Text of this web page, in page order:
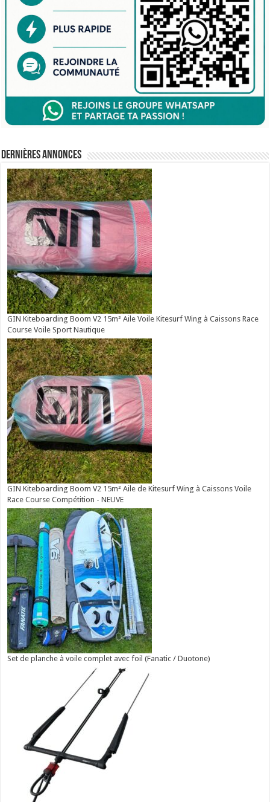
Dernières annonces
GIN Kiteboarding Boom V2 15m² Aile Voile Kitesurf Wing à Caissons Race
Course Voile Sport Nautique
GIN Kiteboarding Boom V2 15m² Aile de Kitesurf Wing à Caissons Voile
Race Course Compétition - NEUVE
Set de planche à voile complet avec foil (Fanatic / Duotone)